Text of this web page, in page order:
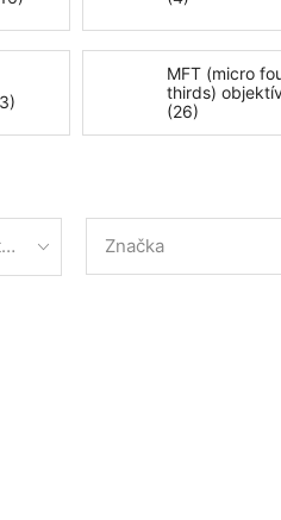
MFT (micro
thirds)
(26)
Značka